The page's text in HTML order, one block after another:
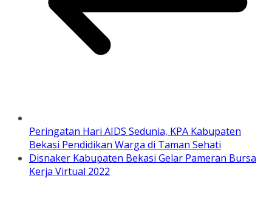
Peringatan Hari AIDS Sedunia, KPA Kabupaten
Bekasi Pendidikan Warga di Taman Sehati
Disnaker Kabupaten Bekasi Gelar Pameran Bursa
Kerja Virtual 2022